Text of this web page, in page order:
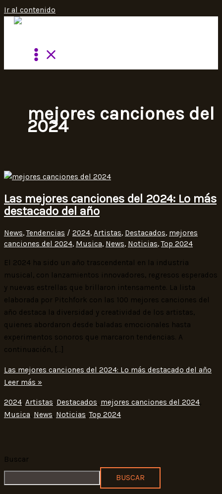
Ir al contenido
mejores canciones del
2024
Las mejores canciones del 2024: Lo más
destacado del año
News,Tendencias / 2024, Artistas, Destacados, mejores
canciones del 2024, Musica, News, Noticias,Top 2024
El 2024 ha sido un año trascendental en la industria
musical, con lanzamientos innovadores, regresos esperados
y nuevas estrellas que brillaron intensamente. La lista
elaborada por Pitchfork con las 100 mejores canciones del
año destaca la diversidad y creatividad de los artistas,
quienes abordaron desde baladas emocionales hasta
experimentos sonoros que marcaron tendencias. A
continuación, […]
Las mejores canciones del 2024: Lo más destacado del año
Leer más »
2024, Artistas, Destacados, mejores canciones del 2024,
Musica, News, Noticias,Top 2024
Buscar
BUSCAR